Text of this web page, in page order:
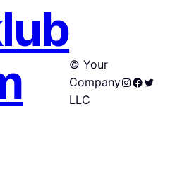
© Your
Company
LLC
Instagram